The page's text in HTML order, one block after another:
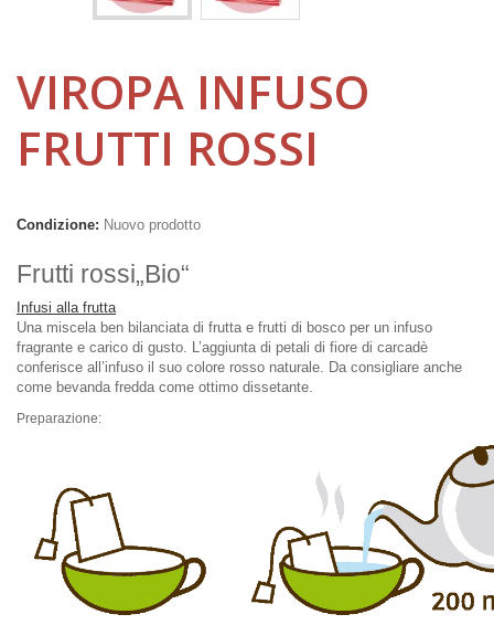
VIROPA INFUSO
FRUTTI ROSSI
Condizione: Nuovo prodotto
Frutti rossi„Bio“
Infusi alla frutta
Una miscela ben bilanciata di frutta e frutti di bosco per un infuso
fragrante e carico di gusto. L’aggiunta di petali di fiore di carcadè
conferisce all’infuso il suo colore rosso naturale. Da consigliare anche
come bevanda fredda come ottimo dissetante.
Preparazione: